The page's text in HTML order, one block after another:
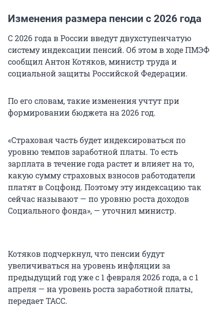
Изменения размера пенсии с 2026 года
С 2026 года в России введут двухступенчатую
систему индексации пенсий. Об этом в ходе ПМЭФ
сообщил Антон Котяков, министр труда и
социальной защиты Российской Федерации.
По его словам, такие изменения учтут при
формировании бюджета на 2026 год.
«Страховая часть будет индексироваться по
уровню темпов заработной платы. То есть
зарплата в течение года растет и влияет на то,
какую сумму страховых взносов работодатели
платят в Соцфонд. Поэтому эту индексацию так
сейчас называют — по уровню роста доходов
Социального фонда», — уточнил министр.
Котяков подчеркнул, что пенсии будут
увеличиваться на уровень инфляции за
предыдущий год уже с 1 февраля 2026 года, а с 1
апреля — на уровень роста заработной платы,
передает ТАСС.